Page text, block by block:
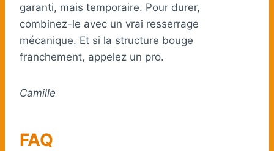
garanti, mais temporaire. Pour durer,
combinez-le avec un vrai resserrage
mécanique. Et si la structure bouge
franchement, appelez un pro.
Camille
FAQ